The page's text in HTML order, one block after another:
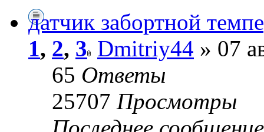
датчик забортной
1, 2, 3 Dmitriy44 » 07
65 Ответы
25707 Просмотры